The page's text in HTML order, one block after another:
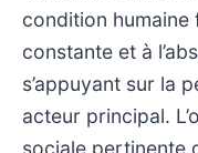
condition humaine
constante et à
s’appuyant sur la
acteur principal.
sociale pertinente